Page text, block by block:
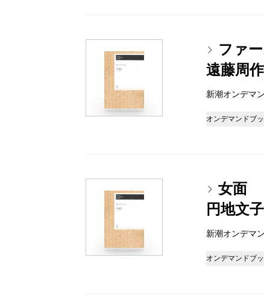
ファ
遠藤周
新潮オンデ
オンデマンドブ
女面
円地文
新潮オンデ
オンデマンドブ